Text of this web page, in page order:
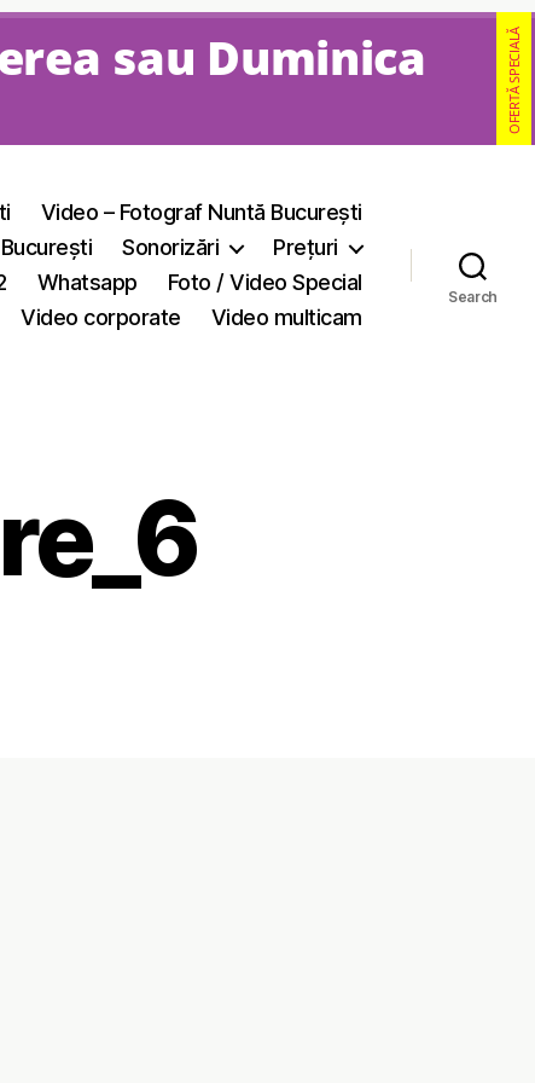
sau Duminica OFERTĂ SPECIALĂ
Video – Fotograf Nuntă București
Sonorizări
Prețuri
Whatsapp
Foto / Video Special
Video corporate Video multicam
Search